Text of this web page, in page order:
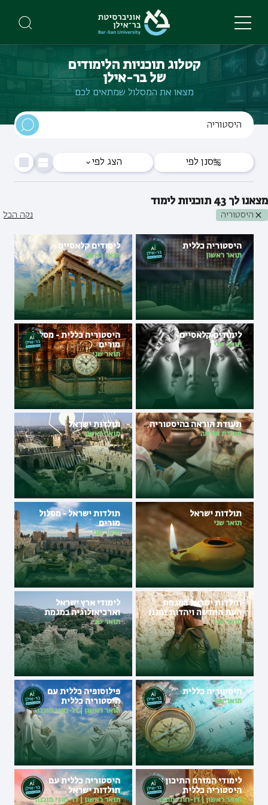
main
קטלוג תוכניות הלימודים
של בר-אילן
מצאו את המסלול שמתאים לכם
סנן לפי הצג לפי
היסטוריה נקה הכל
מצאנו לך 43 תוכניות לימוד
היסטוריה כללית
תואר ראשון
לימודים קלאסיים
תואר ראשון
לימודים קלאסיים
תואר שני
היסטוריה כללית - מסלול
מורים
תואר שני
תעודת הוראה בהיסטוריה
תעודת הוראה
תולדות ישראל
תואר ראשון
תולדות ישראל
תואר שני
תולדות ישראל - מסלול
מורים
תואר שני
תולדות ישראל במגמת
העת החדשה ויהדות זמננו
תואר שני
לימודי ארץ ישראל
וארכיאולוגיה במגמת
היסטוריה צבאית
תואר שני
היסטוריה כללית
תואר שני
פילוסופיה כללית עם
היסטוריה כללית
תואר ראשון|דו-חוגי מובנה
לימודי המזרח התיכון עם
היסטוריה כללית
תואר ראשון|דו-חוגי מובנה
היסטוריה כללית עם
תולדות ישראל
תואר ראשון|דו-חוגי מובנה